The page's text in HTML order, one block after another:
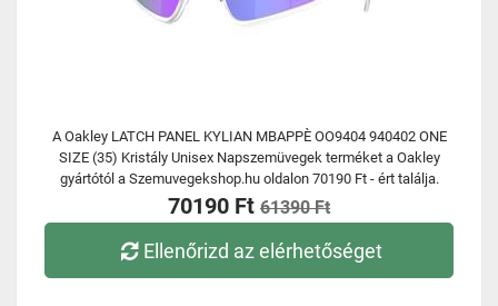
A Oakley LATCH PANEL KYLIAN MBAPPÈ OO9404 940402 ONE
SIZE (35) Kristály Unisex Napszemüvegek terméket a Oakley
gyártótól a Szemuvegekshop.hu oldalon 70190 Ft - ért találja.
70190 Ft 61390 Ft
Ellenőrizd az elérhetőséget